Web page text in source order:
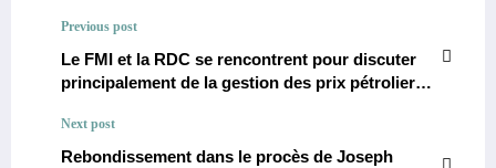
Previous post
Le FMI et la RDC se rencontrent pour discuter
principalement de la gestion des prix pétroliers,
l’augmentation des revenus fiscaux de la
République Démocratique du Congo.
Next post
Rebondissement dans le procès de Joseph